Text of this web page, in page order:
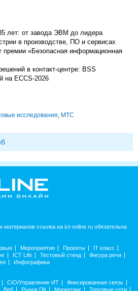
лет: от завода ЭВМ до лидера
в производстве, ПО и сервисах
«Безопасная информационная
в контакт-центре: BSS
на ECCS-2026
исследования, МТС
материалов ссылка на ict-online.ru обязательна
Мероприятия Проекты
IT класс
ICT Life Тестовый стенд
Фигура речи
Инфографика
CIO/Управление ИТ
Фиксированная связь
Веб Рынок ПК Маркетинг Торговые сети